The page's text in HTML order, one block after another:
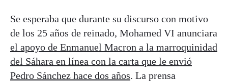
Se esperaba que durante su discurso con motivo
de los 25 años de reinado, Mohamed VI anunciara
el apoyo de Enmanuel Macron a la marroquinidad
del Sáhara en línea con la carta que le envió
Pedro Sánchez hace dos años. La prensa